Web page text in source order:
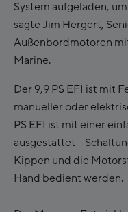
System aufgeladen,
sagte Jim Hergert,
Außenbordmotoren
Marine.
Der 9,9 PS EFI ist mit
manueller oder
PS EFI ist mit einer
ausgestattet –
Kippen und die
Hand bedient werden.